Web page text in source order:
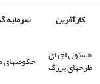
کارآفرین سرمایه
مسئول اجرای
طرحهای بزرگ حکومتهای